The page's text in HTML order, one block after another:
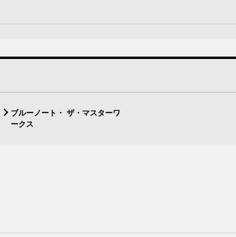
ブルーノート・ ザ・マスターワ
ークス